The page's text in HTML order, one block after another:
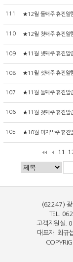
111 ★12월 둘째주 휴진알
110 ★12월 첫째주 휴진알
109 ★11월 넷째주 휴진알
108 ★11월 셋째주 휴진알
107 ★11월 둘째주 휴진알
106 ★11월 첫째주 휴진알
105 ★10월 마지막주 휴진
11
(62247) 광
TEL.
고객지원실
대표자: 최